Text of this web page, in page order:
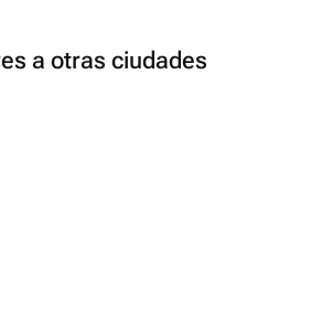
a otras ciudades